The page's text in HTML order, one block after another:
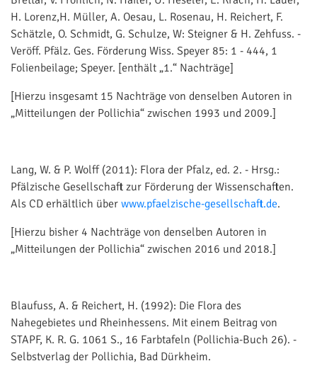
H. Lorenz,H. Müller, A. Oesau, L. Rosenau, H. Reichert, F.
Schätzle, O. Schmidt, G. Schulze, W: Steigner & H. Zehfuss. -
Veröff. Pfälz. Ges. Förderung Wiss. Speyer 85: 1 - 444, 1
Folienbeilage; Speyer. [enthält „1.“ Nachträge]
[Hierzu insgesamt 15 Nachträge von denselben Autoren in
„Mitteilungen der Pollichia“ zwischen 1993 und 2009.]
Lang, W. & P. Wolff (2011): Flora der Pfalz, ed. 2. - Hrsg.:
Pfälzische Gesellschaft zur Förderung der Wissenschaften.
Als CD erhältlich über www.pfaelzische-gesellschaft.de.
[Hierzu bisher 4 Nachträge von denselben Autoren in
„Mitteilungen der Pollichia“ zwischen 2016 und 2018.]
Blaufuss, A. & Reichert, H. (1992): Die Flora des
Nahegebietes und Rheinhessens. Mit einem Beitrag von
STAPF, K. R. G. 1061 S., 16 Farbtafeln (Pollichia-Buch 26). -
Selbstverlag der Pollichia, Bad Dürkheim.